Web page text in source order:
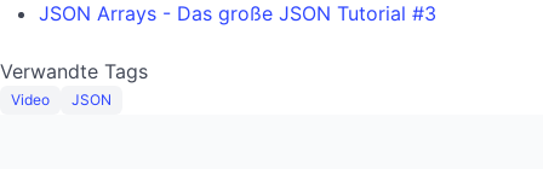
JSON Arrays - Das große JSON Tutorial #3
Verwandte Tags
Video JSON